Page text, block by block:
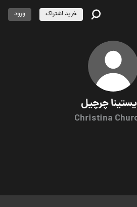
چرچیل
Christina
خرید اشتراک ورود